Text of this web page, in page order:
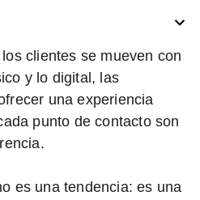
clientes se mueven con
y lo digital, las
una experiencia
punto de contacto son
es una tendencia: es una